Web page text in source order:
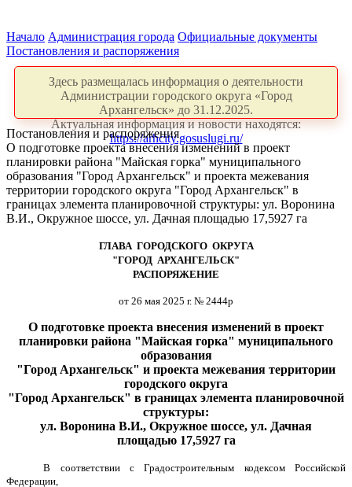
Начало Администрация города Официальные документы
Постановления и распоряжения
Здесь размещалась информация о деятельности
Администрации городского округа «Город
Архангельск» до 31.12.2025.
Актуальная информация и новости находятся:
https://arhcity.gosuslugi.ru/
Постановления и распоряжения
О подготовке проекта внесения изменений в проект
планировки района "Майская горка" муниципального
образования "Город Архангельск" и проекта межевания
территории городского округа "Город Архангельск" в
границах элемента планировочной структуры: ул. Воронина
В.И., Окружное шоссе, ул. Дачная площадью 17,5927 га
ГЛАВА ГОРОДСКОГО ОКРУГА
"ГОРОД АРХАНГЕЛЬСК"
РАСПОРЯЖЕНИЕ
от 26 мая 2025 г. № 2444р
О подготовке проекта внесения изменений в проект
планировки района "Майская горка" муниципального
образования
"Город Архангельск" и проекта межевания территории
городского округа
"Город Архангельск" в границах элемента планировочной
структуры:
ул. Воронина В.И., Окружное шоссе, ул. Дачная
площадью 17,5927 га
В соответствии с Градостроительным кодексом Российской
Федерации,